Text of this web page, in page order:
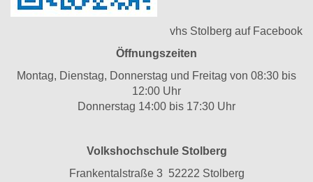
vhs Stolberg auf Facebook
Öffnungszeiten
Montag, Dienstag, Donnerstag und Freitag von 08:30 bis
12:00 Uhr
Donnerstag 14:00 bis 17:30 Uhr
Volkshochschule Stolberg
Frankentalstraße 3 52222 Stolberg